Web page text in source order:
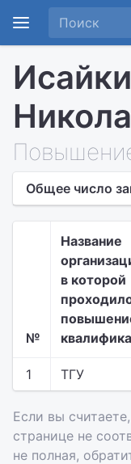
Общее число
№
Название
в которой
1 ТГУ
Если вы
странице не
не полная,